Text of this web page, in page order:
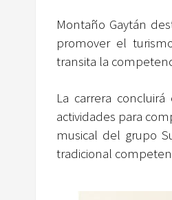
Montaño Gaytán
promover el
transita la
La carrera
actividades para
musical del grupo
tradicional